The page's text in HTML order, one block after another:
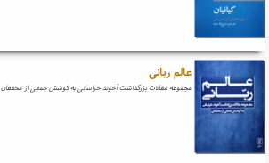
عالم ربانی
مجموعه مقالات بزرگداشت آخوند خراسانی به کوشش جمعی از محققان